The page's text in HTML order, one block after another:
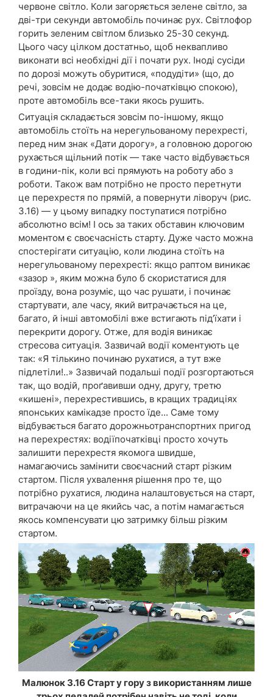
червоне світло. Коли загоряється зелене світло, за
дві-три секунди автомобіль починає рух. Світлофор
горить зеленим світлом близько 25-30 секунд.
Цього часу цілком достатньо, щоб неквапливо
виконати всі необхідні дії і почати рух. Іноді сусіди
по дорозі можуть обуритися, «подудіти» (що, до
речі, зовсім не додає водію-початківцю спокою),
проте автомобіль все-таки якось рушить.
Ситуація складається зовсім по-іншому, якщо
автомобіль стоїть на нерегульованому перехресті,
перед ним знак «Дати дорогу», а головною дорогою
рухається щільний потік — таке часто відбувається
в години-пік, коли всі прямують на роботу або з
роботи. Також вам потрібно не просто перетнути
це перехрестя по прямій, а повернути ліворуч (рис.
3.16) — у цьому випадку поступатися потрібно
абсолютно всім! І ось за таких обставин ключовим
моментом є своєчасність старту. Дуже часто можна
спостерігати ситуацію, коли людина стоїть на
нерегульованому перехресті: якщо раптом виникає
«зазор », яким можна було б скористатися для
проїзду, вона розуміє, що час рушати, і починає
стартувати, але часу, який витрачається на це,
багато, й інші автомобілі вже встигають під’їхати і
перекрити дорогу. Отже, для водія виникає
стресова ситуація. Зазвичай водії коментують це
так: «Я тількино починаю рухатися, а тут вже
підлетіли!..» Зазвичай подальші події розгортаються
так, що водій, проґавивши одну, другу, третю
«кишені», перехрестившись, в кращих традиціях
японських камікадзе просто їде... Саме тому
відбувається багато дорожньотранспортних пригод
на перехрестях: водіїпочатківці просто хочуть
залишити перехрестя якомога швидше,
намагаючись замінити своєчасний старт різким
стартом. Після ухвалення рішення про те, що
потрібно рухатися, людина налаштовується на старт,
витрачаючи на це якийсь час, а потім намагається
якось компенсувати цю затримку більш різким
стартом.
Малюнок 3.16 Старт у гору з використанням лише